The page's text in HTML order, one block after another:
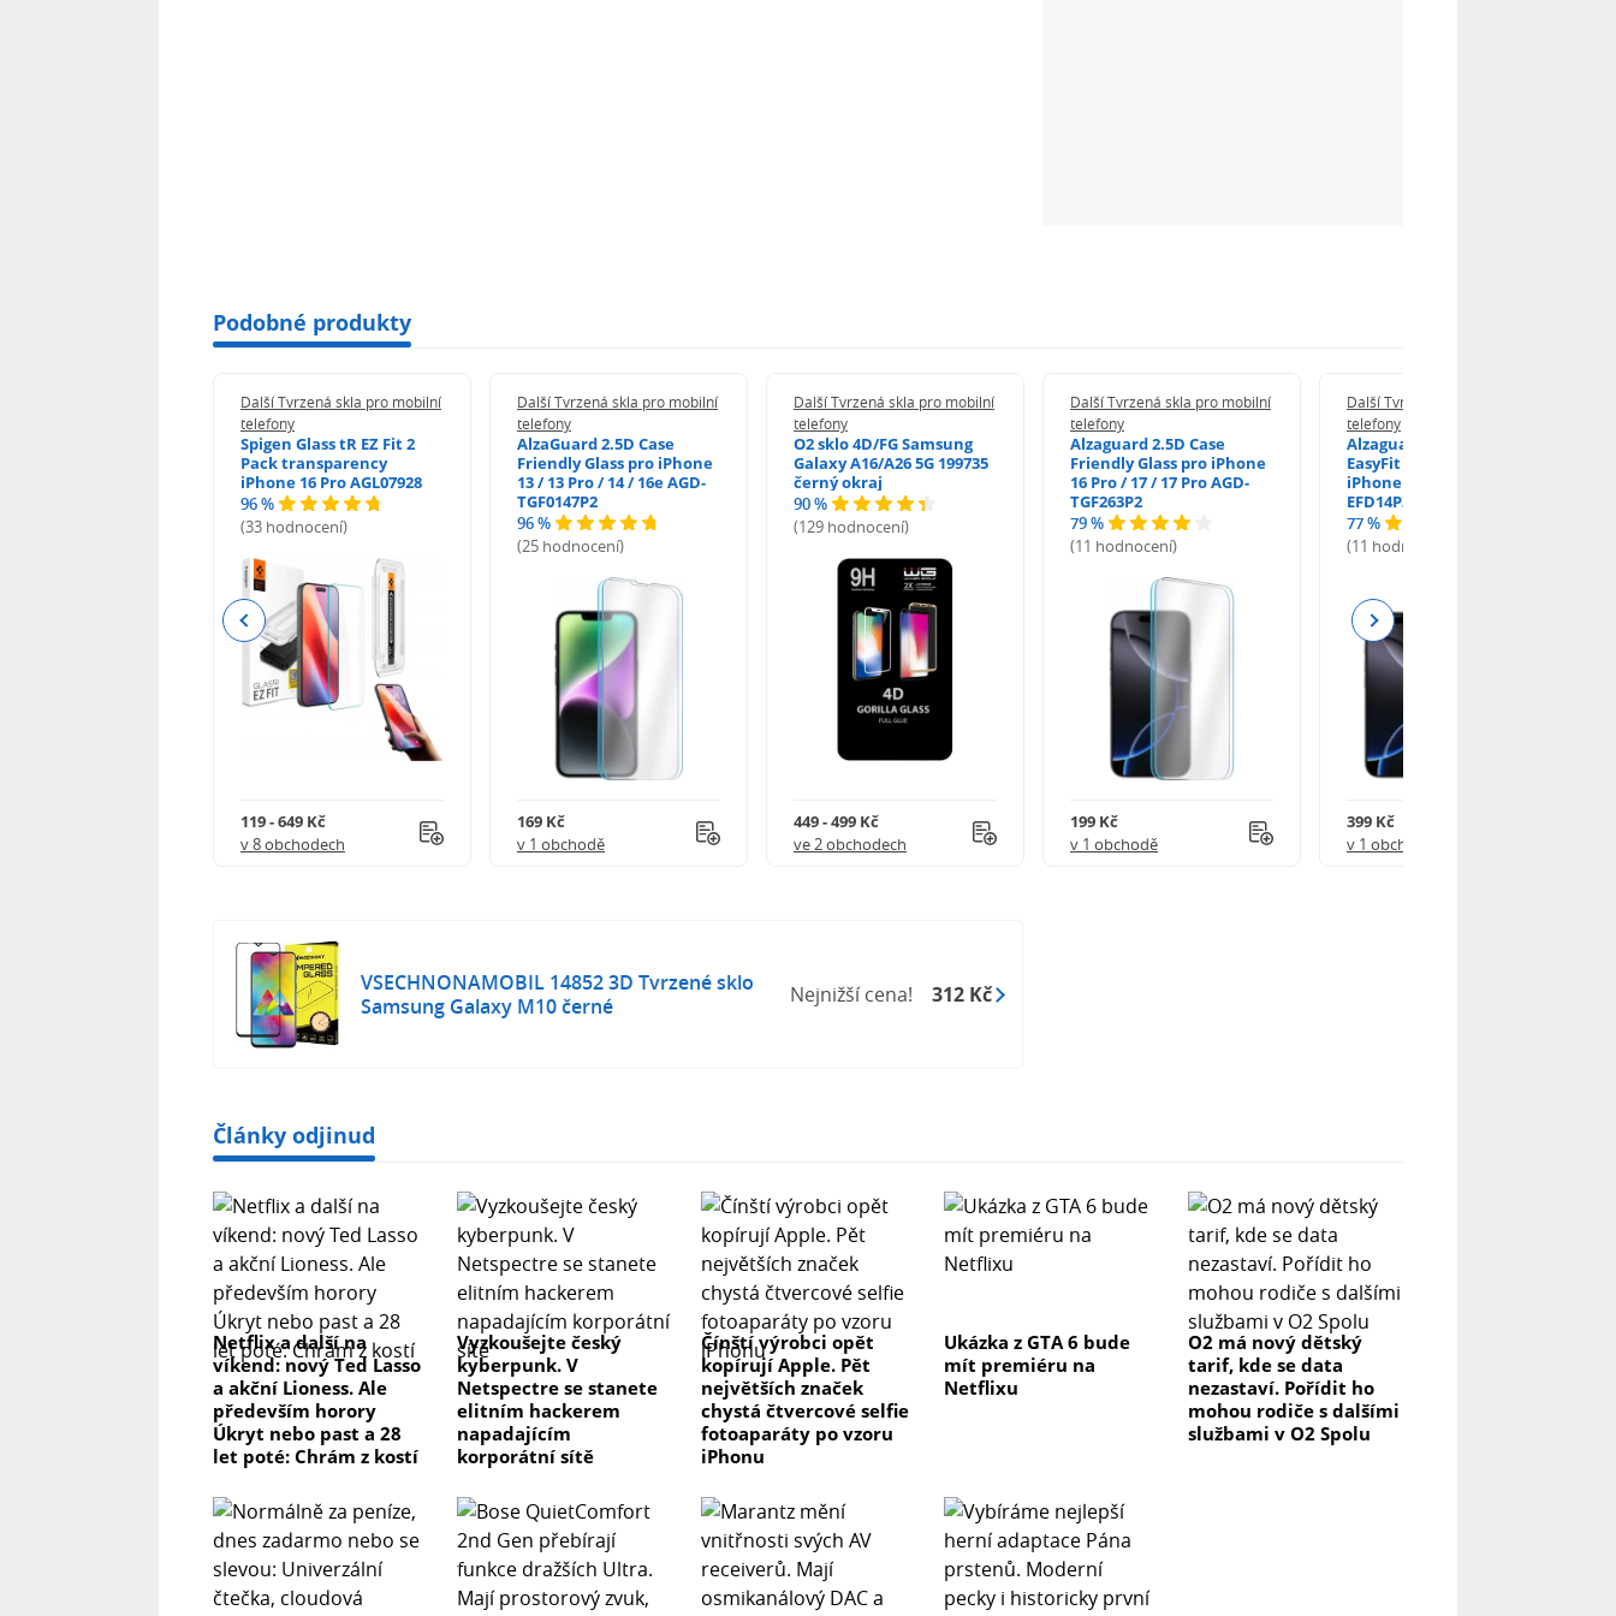
Podobné produkty
Další Tvrzená skla pro mobilní
telefony
Spigen Glass tR EZ Fit 2
Pack transparency
iPhone 16 Pro AGL07928
96 %
(33 hodnocení)
119 - 649 Kč
v 8 obchodech
Další Tvrzená skla pro mobilní
telefony
AlzaGuard 2.5D Case
Friendly Glass pro iPhone
13 / 13 Pro / 14 / 16e AGD-
TGF0147P2
96 %
(25 hodnocení)
169 Kč
v 1 obchodě
Další Tvrzená skla pro mobilní
telefony
O2 sklo 4D/FG Samsung
Galaxy A16/A26 5G 199735
černý okraj
90 %
(129 hodnocení)
449 - 499 Kč
ve 2 obchodech
Další Tvrzená skla pro mobilní
telefony
Alzaguard 2.5D Case
Friendly Glass pro iPhone
16 Pro / 17 / 17 Pro AGD-
TGF263P2
79 %
(11 hodnocení)
199 Kč
v 1 obchodě
Další Tvrzená skla pro mobilní
telefony
Alzaguard 2.5D Glass
EasyFit DustFree pro
iPhone 16 Pro / 17 AGD-
EFD14P3
77 %
(11 hodnocení)
399 Kč
v 1 obchodě
Previous Next
VSECHNONAMOBIL 14852 3D Tvrzené sklo
Samsung Galaxy M10 černé
Nejnižší cena! 312 Kč
Články odjinud
Netflix a další na
víkend: nový Ted Lasso
a akční Lioness. Ale
především horory
Úkryt nebo past a 28
let poté: Chrám z kostí
Vyzkoušejte český
kyberpunk. V
Netspectre se stanete
elitním hackerem
napadajícím
korporátní sítě
Čínští výrobci opět
kopírují Apple. Pět
největších značek
chystá čtvercové selfie
fotoaparáty po vzoru
iPhonu
Ukázka z GTA 6 bude
mít premiéru na
Netflixu
O2 má nový dětský
tarif, kde se data
nezastaví. Pořídit ho
mohou rodiče s dalšími
službami v O2 Spolu